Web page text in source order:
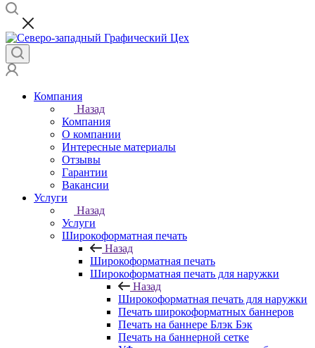
Компания
Назад
Компания
О компании
Интересные материалы
Отзывы
Гарантии
Вакансии
Услуги
Назад
Услуги
Широкоформатная печать
Назад
Широкоформатная печать
Широкоформатная печать для наружки
Назад
Широкоформатная печать для наружки
Печать широкоформатных баннеров
Печать на баннере Блэк Бэк
Печать на баннерной сетке